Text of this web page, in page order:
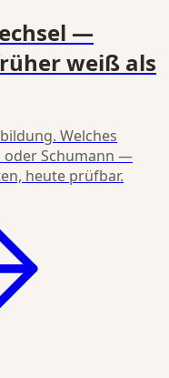
—
weiß als
Welches
Schumann —
heute prüfbar.